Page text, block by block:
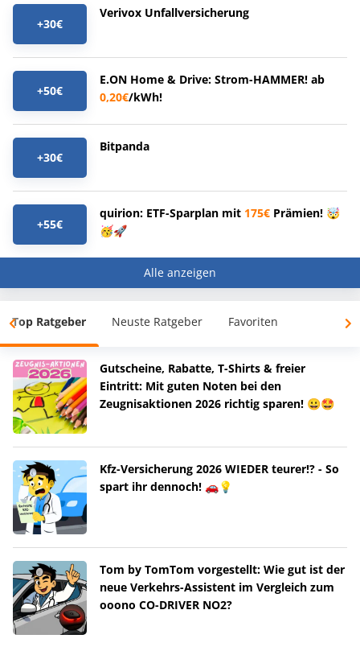
+30€
Verivox Unfallversicherung
+50€
E.ON Home & Drive: Strom-HAMMER! ab
0,20€/kWh!
+30€
Bitpanda
+55€
quirion: ETF-Sparplan mit 175€ Prämien! 🤯
🥳🚀
Alle anzeigen
Top Ratgeber Neuste Ratgeber Favoriten
Gutscheine, Rabatte, T-Shirts & freier
Eintritt: Mit guten Noten bei den
Zeugnisaktionen 2026 richtig sparen! 😀🤩
Kfz-Versicherung 2026 WIEDER teurer!? - So
spart ihr dennoch! 🚗💡
Tom by TomTom vorgestellt: Wie gut ist der
neue Verkehrs-Assistent im Vergleich zum
ooono CO-DRIVER NO2?